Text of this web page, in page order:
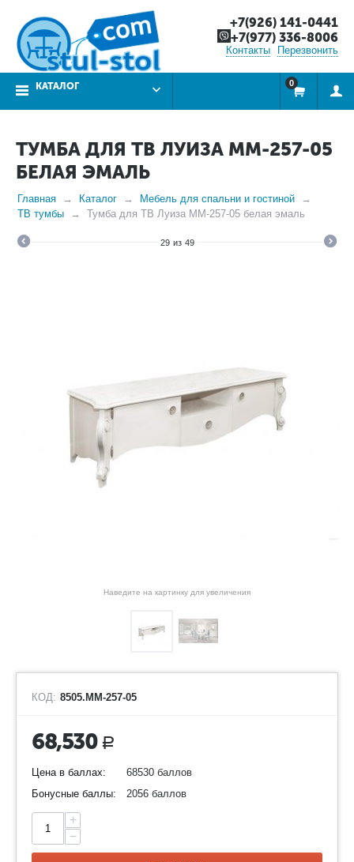
+7(926) 141-0441
+7(977) 336-8006
Контакты Перезвонить
КАТАЛОГ 0
ТУМБА ДЛЯ ТВ ЛУИЗА ММ-257-05
БЕЛАЯ ЭМАЛЬ
Главная Каталог
Мебель для спальни и гостиной
ТВ тумбы
Тумба для ТВ Луиза ММ-257-05 белая эмаль
29 из 49
Наведите на картинку для увеличения
КОД: 8505.ММ-257-05
68,530 Р
Цена в баллах:
68530 баллов
Бонусные баллы:
2056 баллов
+
−